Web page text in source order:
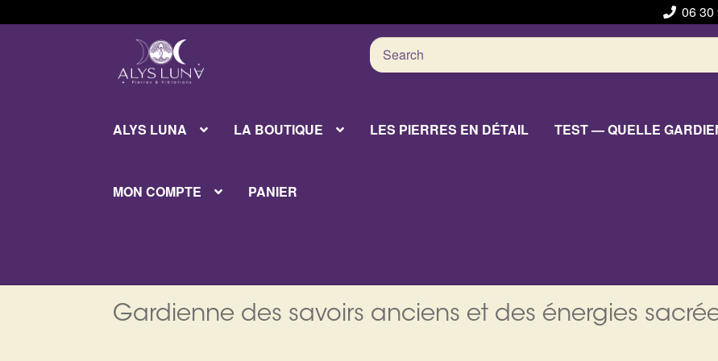
06 30
Aller
la
Aller
au
contenu
Search
for:
ALYS LUNA LA BOUTIQUE LES PIERRES EN DÉTAIL TEST — QUELLE
MON COMPTE PANIER
Gardienne des savoirs anciens et des énergies